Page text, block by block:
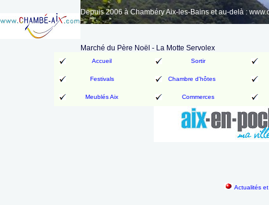
Depuis 2006 à Chambéry Aix-les-Bains et au-delà :
Marché du Père Noël - La Motte Servolex
Accueil Sortir
Festivals Chambre d'hôtes
Meublés Aix Commerces
Actualités